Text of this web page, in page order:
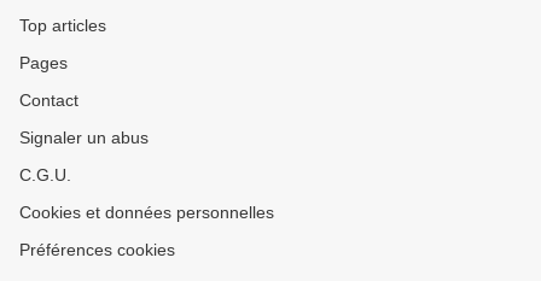
Top articles
Pages
Contact
Signaler un abus
C.G.U.
Cookies et données personnelles
Préférences cookies